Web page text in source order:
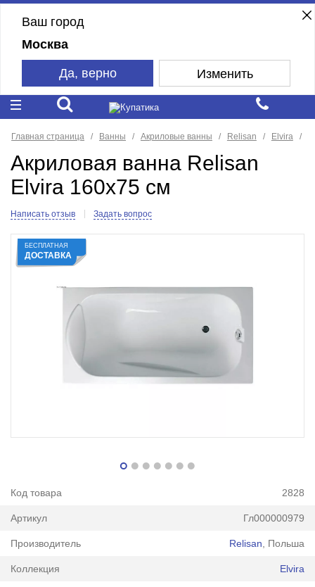
Ваш город
Москва
Да, верно Изменить
Главная страница Ванны Акриловые ванны Relisan Elvira
Акриловая ванна Relisan
Elvira 160x75 см
Написать отзыв Задать вопрос
БЕСПЛАТНАЯ
ДОСТАВКА
Код товара 2828
Артикул Гл000000979
Производитель Relisan , Польша
Коллекция Elvira